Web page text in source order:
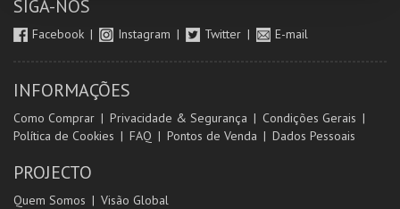
SIGA-NOS
Facebook Instagram Twitter E-mail
INFORMAÇÕES
Como Comprar Privacidade & Segurança
Condições Gerais
Política de Cookies
FAQ Pontos de Venda Dados Pessoais
PROJECTO
Quem Somos Visão Global